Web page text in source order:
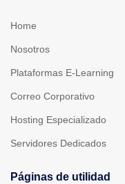
Home
Nosotros
Plataformas E-Learning
Correo Corporativo
Hosting Especializado
Servidores Dedicados
Páginas de utilidad